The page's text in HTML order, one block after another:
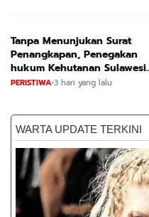
Tanpa Menunjukan Surat
Penangkapan, Penegakan
hukum Kehutanan Sulawesi
Selatan Culik Petani Ladah Di
PERISTIWA•3 hari yang lalu